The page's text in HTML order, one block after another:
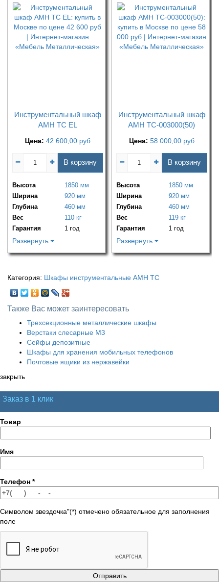
Инструментальный шкаф
AMH TC EL
Цена: 42 600,00 руб
В корзину
Высота
1850 мм
Ширина
920 мм
Глубина
460 мм
Вес
110 кг
Гарантия
1 год
Развернуть
Инструментальный шкаф
AMH TC-003000(50)
Цена: 58 000,00 руб
В корзину
Высота
1850 мм
Ширина
920 мм
Глубина
460 мм
Вес
119 кг
Гарантия
1 год
Развернуть
Категория: Шкафы инструментальные AMH TC
Также Вас может заинтересовать
Трехсекционные металлические шкафы
Верстаки слесарные М3
Сейфы депозитные
Шкафы для хранения мобильных телефонов
Почтовые ящики из нержавейки
закрыть
Заказ в 1 клик
Товар
Имя
Телефон *
Символом звездочка"(*) отмечено обязательное для заполнения
поле